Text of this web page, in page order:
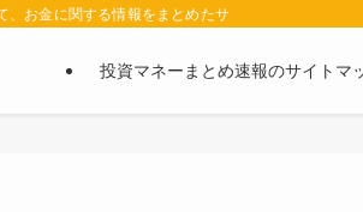
お金に関する情報をまとめたサイトです。お金に
投資マネーまとめ速報のサイトマ